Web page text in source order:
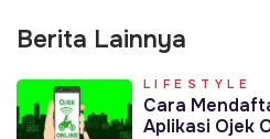
Berita Lainnya
LIFESTYLE
Cara
Aplikasi Ojek